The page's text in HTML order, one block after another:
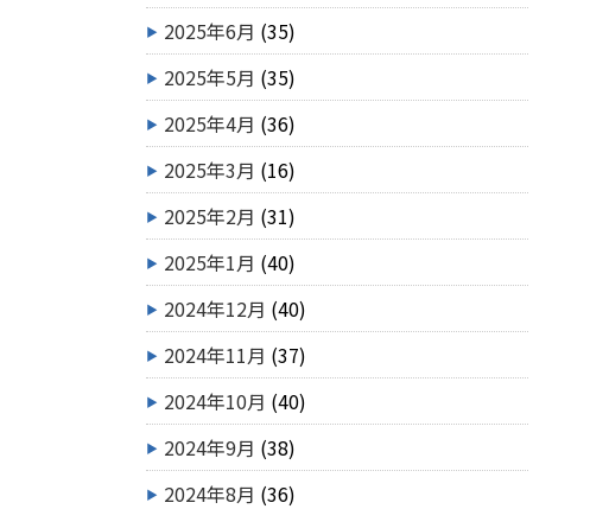
2025年6月 (35)
2025年5月 (35)
2025年4月 (36)
2025年3月 (16)
2025年2月 (31)
2025年1月 (40)
2024年12月 (40)
2024年11月 (37)
2024年10月 (40)
2024年9月 (38)
2024年8月 (36)